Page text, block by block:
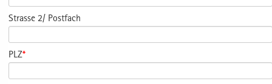
Strasse 2/ Postfach
PLZ*